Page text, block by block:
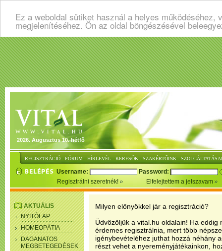
Ez a weboldal sütiket használ a helyes
megjelenítéséhez. Ön az oldal böngészésével
2026. Augusztus 10. hétfő
REGISZTRÁCIÓ : FÓRUM : HÍRLEVÉL : KERESŐK : SZAKÉRTŐINK :
Username:
Password:
Regisztrálni szeretnék!
Elfelejtettem a jelszavam
AKTUÁLIS
NYITÓLAP
HOMEOPÁTIA
DAGANATOS
MEGBETEGEDÉSEK
Milyen előnyökkel jár a regisztráció?
Üdvözöljük a vital.hu oldalain! Ha eddig
érdemes regisztrálnia, mert több
igénybevételéhez juthat hozzá néhány
részt vehet a nyereményjátékainkon,